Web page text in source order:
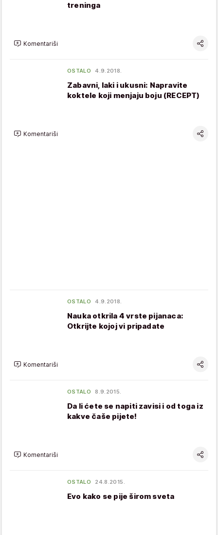
treninga
Komentariši
OSTALO 4.9.2018.
Zabavni, laki i ukusni: Napravite
koktele koji menjaju boju (RECEPT)
Komentariši
OSTALO 4.9.2018.
Nauka otkrila 4 vrste pijanaca:
Otkrijte kojoj vi pripadate
Komentariši
OSTALO 8.9.2015.
Da li ćete se napiti zavisi i od toga iz
kakve čaše pijete!
Komentariši
OSTALO 24.8.2015.
Evo kako se pije širom sveta